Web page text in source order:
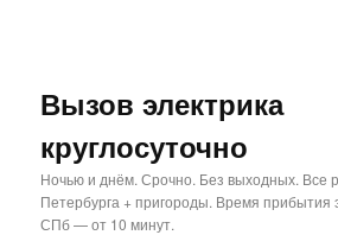
Вызов электрика
круглосуточно
Ночью и днём. Срочно. Без выходных. Все
Петербурга + пригороды. Время прибытия
СПб — от 10 минут.